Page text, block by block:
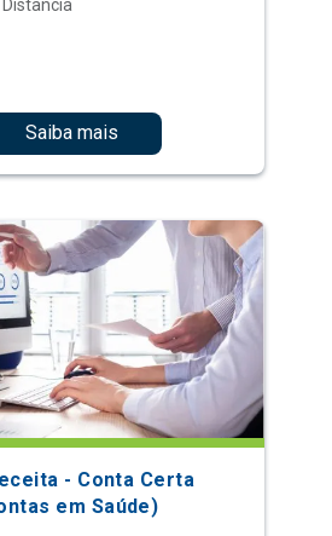
Saiba mais
- Conta Certa
em Saúde)